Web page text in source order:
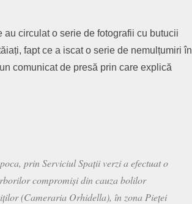
circulat o serie de fotografii cu butucii
fapt ce a iscat o serie de nemulțumiri în
comunicat de presă prin care explică
prin Serviciul Spații verzi a efectuat o
compromiși din cauza bolilor
(Cameraria Orhidella), în zona Pieței